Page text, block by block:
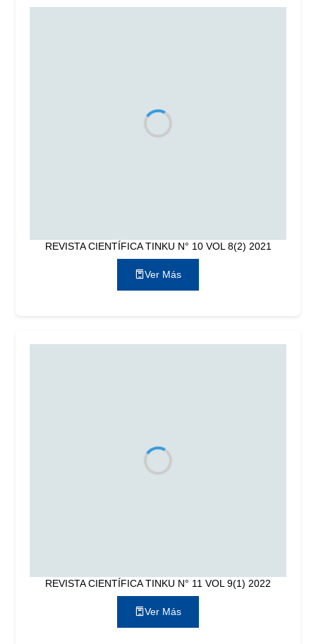
REVISTA CIENTÍFICA TINKU N° 10 VOL 8(2) 2021
Ver Más
REVISTA CIENTÍFICA TINKU N° 11 VOL 9(1) 2022
Ver Más